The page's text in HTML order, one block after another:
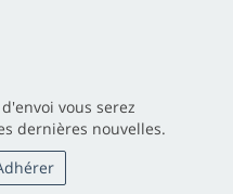
vous serez
dernières nouvelles.